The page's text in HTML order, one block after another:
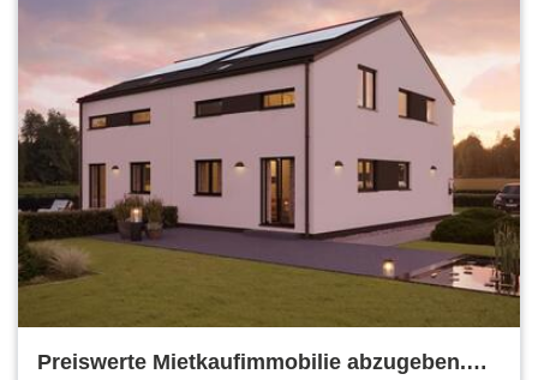
Preiswerte Mietkaufimmobilie abzugeben.